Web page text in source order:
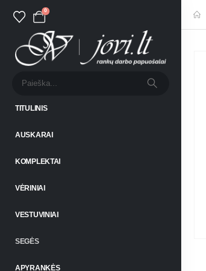
0
TITULINIS
AUSKARAI
KOMPLEKTAI
VĖRINIAI
VESTUVINIAI
SEGĖS
APYRANKĖS